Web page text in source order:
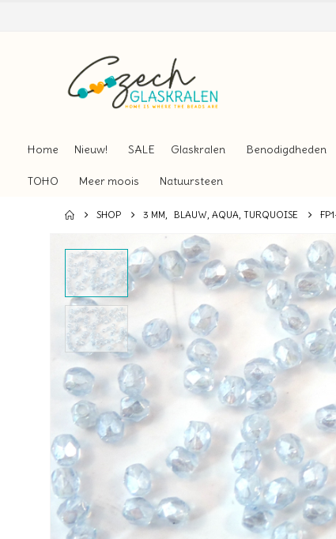
Home Nieuw! SALE Glaskralen Benodigdheden
TOHO Meer moois Natuursteen
SHOP 3 MM, BLAUW, AQUA, TURQUOISE